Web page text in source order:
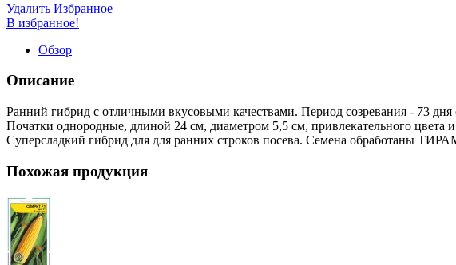
Удалить Избранное
В избранное!
Обзор
Описание
Ранний гибрид с отличными вкусовыми качествами. Период созревания - 73
Початки однородные, длиной 24 см, диаметром 5,5 см, привлекательного цвета
Суперсладкий гибрид для для ранних строков посева. Семена обработаны
Похожая продукция